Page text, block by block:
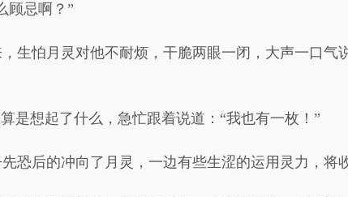
顾忌啊？”
生怕月灵对他不耐烦，干脆两眼一闭，大声一口气
是想起了什么，急忙跟着说道：“我也有一枚！”
恐后的冲向了月灵，一边有些生涩的运用灵力，将